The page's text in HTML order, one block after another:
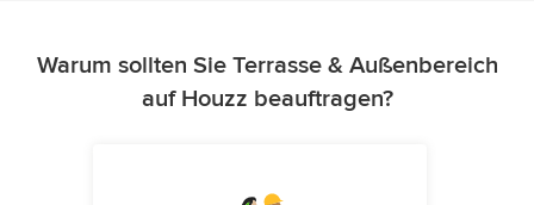
Warum sollten Sie Terrasse & Außenbereich
auf Houzz beauftragen?